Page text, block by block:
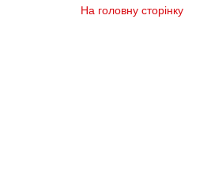
На головну сторінку